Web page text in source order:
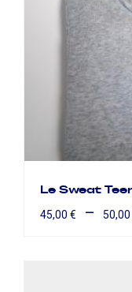
Le Sweat
45,00 € – 50,00